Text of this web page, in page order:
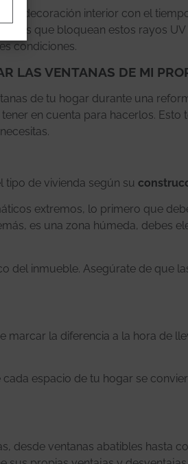
y decoración interior con el
que bloquean estos rayos
condiciones.
LAS VENTANAS DE MI
de tu hogar durante una
en cuenta para hacerlos. Esto
tipo de vivienda según su
extremos, lo primero que
es una zona húmeda, debes
del inmueble. Asegúrate de que
marcar la diferencia a la hora de
espacio de tu hogar se
desde ventanas abatibles hasta